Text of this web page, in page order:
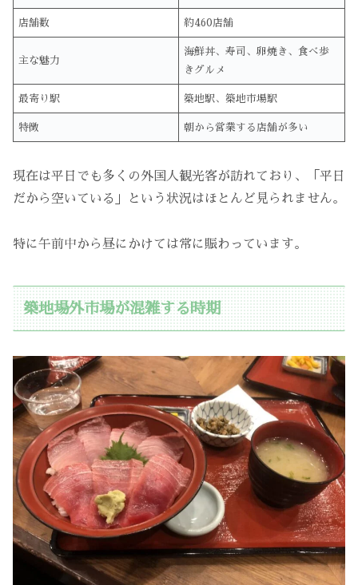
店舗数 約460店舗
主な魅力
海鮮丼、寿司、卵焼き、食べ歩
きグルメ
最寄り駅 築地駅、築地市場駅
特徴 朝から営業する店舗が多い
現在は平日でも多くの外国人観光客が訪れており、「平日
だから空いている」という状況はほとんど見られません。
特に午前中から昼にかけては常に賑わっています。
築地場外市場が混雑する時期